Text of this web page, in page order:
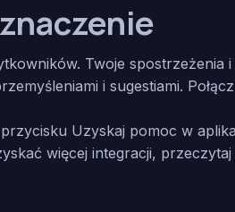
Twoje spostrzeżenia
i sugestiami.
Uzyskaj pomoc w
więcej integracji,